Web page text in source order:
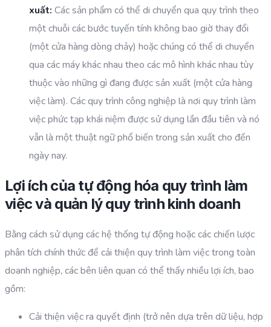
xuất: Các sản phẩm có thể di chuyển qua quy trình theo
một chuỗi các bước tuyến tính không bao giờ thay đổi
(một cửa hàng dòng chảy) hoặc chúng có thể di chuyển
qua các máy khác nhau theo các mô hình khác nhau tùy
thuộc vào những gì đang được sản xuất (một cửa hàng
việc làm). Các quy trình công nghiệp là nơi quy trình làm
việc phức tạp khái niệm được sử dụng lần đầu tiên và nó
vẫn là một thuật ngữ phổ biến trong sản xuất cho đến
ngày nay.
Lợi ích của tự động hóa quy trình làm
việc và quản lý quy trình kinh doanh
Bằng cách sử dụng các hệ thống tự động hoặc các chiến lược
phân tích chính thức để cải thiện quy trình làm việc trong toàn
doanh nghiệp, các bên liên quan có thể thấy nhiều lợi ích, bao
gồm:
Cải thiện việc ra quyết định (trở nên dựa trên dữ liệu, hợp